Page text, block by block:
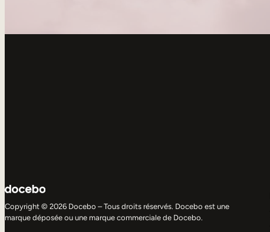
Copyright © 2026 Docebo – Tous droits réservés. Docebo est une
marque déposée ou une marque commerciale de Docebo.